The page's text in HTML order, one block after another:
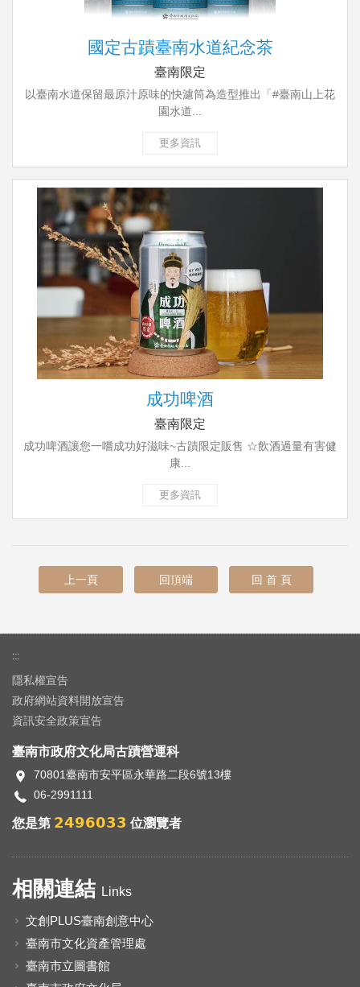
國定古蹟臺南水道紀念茶
臺南限定
以臺南水道保留最原汁原味的快濾筒為造型推出「#臺南山上花
園水道...
更多資訊
成功啤酒
臺南限定
成功啤酒讓您一嚐成功好滋味~古蹟限定販售 ☆飲酒過量有害健
康...
更多資訊
上一頁 回頂端 回 首 頁
:::
隱私權宣告
政府網站資料開放宣告
資訊安全政策宣告
臺南市政府文化局古蹟營運科
70801臺南市安平區永華路二段6號13樓
06-2991111
您是第 2496033 位瀏覽者
相關連結 Links
文創PLUS臺南創意中心
臺南市文化資產管理處
臺南市立圖書館